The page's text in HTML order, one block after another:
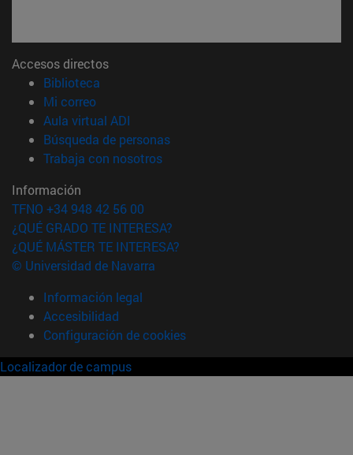
Accesos directos
Biblioteca
Mi correo(abre en nueva ventana)
Aula virtual ADI
Búsqueda de personas(abre en nueva ventana)
Trabaja con nosotros(abre en nueva ventana)
Información
TFNO +34 948 42 56 00
¿QUÉ GRADO TE INTERESA?
¿QUÉ MÁSTER TE INTERESA?
© Universidad de Navarra
Información legal
Accesibilidad
Configuración de cookies
Localizador de campus